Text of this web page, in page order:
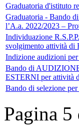
Graduatoria d'istituto
Graduatoria - Bando
l’A.a. 2022/2023 –
Individuazione
svolgimento attività di
Indizione audizioni
Bando di AUDIZIONE
ESTERNI per attività
Bando di selezione
Pagina 5